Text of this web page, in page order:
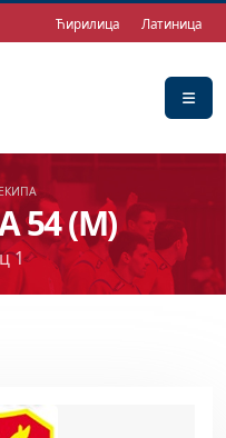
Ћирилица Латиница
54 (М)
1